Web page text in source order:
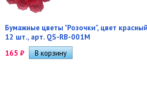
Бумажные цветы "Розочки", цвет
12 шт., арт. QS-RB-001M
165 ₽